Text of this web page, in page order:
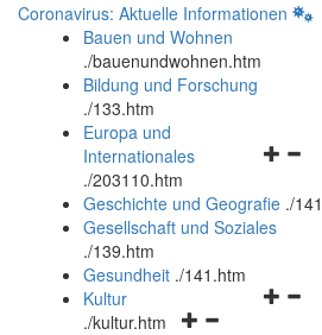
Coronavirus: Aktuelle Informationen
Bauen und Wohnen
./bauenundwohnen.htm
Bildung und Forschung
./133.htm
und
schließen
Europa und
Internationales
./203110.htm
Geschichte und Geografie ./
Gesellschaft und Soziales
./139.htm
Gesundheit ./141.htm
Navigationsmenü
Kultur
./kultur.htm